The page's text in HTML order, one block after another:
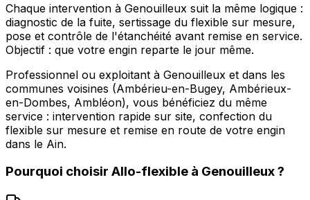
Chaque intervention à Genouilleux suit la même logique :
diagnostic de la fuite, sertissage du flexible sur mesure,
pose et contrôle de l'étanchéité avant remise en service.
Objectif : que votre engin reparte le jour même.
Professionnel ou exploitant à Genouilleux et dans les
communes voisines (Ambérieu-en-Bugey, Ambérieux-
en-Dombes, Ambléon), vous bénéficiez du même
service : intervention rapide sur site, confection du
flexible sur mesure et remise en route de votre engin
dans le Ain.
Pourquoi choisir Allo-flexible à Genouilleux?